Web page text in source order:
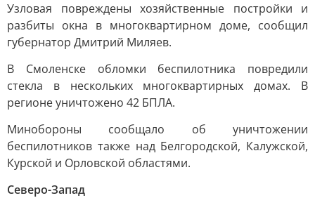
Узловая повреждены хозяйственные постройки и
разбиты окна в многоквартирном доме, сообщил
губернатор Дмитрий Миляев.
В Смоленске обломки беспилотника повредили
стекла в нескольких многоквартирных домах. В
регионе уничтожено 42 БПЛА.
Минобороны сообщало об уничтожении
беспилотников также над Белгородской, Калужской,
Курской и Орловской областями.
Северо-Запад